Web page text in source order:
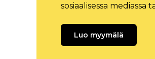
sosiaalisessa mediassa
Luo myymälä